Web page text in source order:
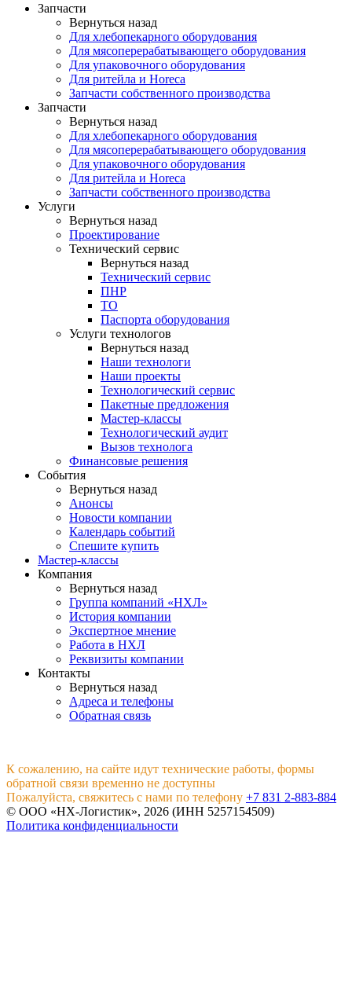
Запчасти
Вернуться назад
Для хлебопекарного оборудования
Для мясоперерабатывающего оборудования
Для упаковочного оборудования
Для ритейла и Horeca
Запчасти собственного производства
Запчасти
Вернуться назад
Для хлебопекарного оборудования
Для мясоперерабатывающего оборудования
Для упаковочного оборудования
Для ритейла и Horeca
Запчасти собственного производства
Услуги
Вернуться назад
Проектирование
Технический сервис
Вернуться назад
Технический сервис
ПНР
ТО
Паспорта оборудования
Услуги технологов
Вернуться назад
Наши технологи
Наши проекты
Технологический сервис
Пакетные предложения
Мастер-классы
Технологический аудит
Вызов технолога
Финансовые решения
События
Вернуться назад
Анонсы
Новости компании
Календарь событий
Спешите купить
Мастер-классы
Компания
Вернуться назад
Группа компаний «НХЛ»
История компании
Экспертное мнение
Работа в НХЛ
Реквизиты компании
Контакты
Вернуться назад
Адреса и телефоны
Обратная связь
К сожалению, на сайте идут технические работы, формы
обратной связи временно не доступны
Пожалуйста, свяжитесь с нами по телефону +7 831 2-883-884
© ООО «НХ-Логистик», 2026 (ИНН 5257154509)
Политика конфиденциальности